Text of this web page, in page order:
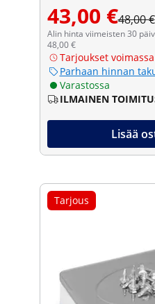
43,00 €48,00 €
Alin hinta viimeisten 30
48,00 €
Tarjoukset
Parhaan hinnan
Varastossa
ILMAINEN
Lisää
Tarjous